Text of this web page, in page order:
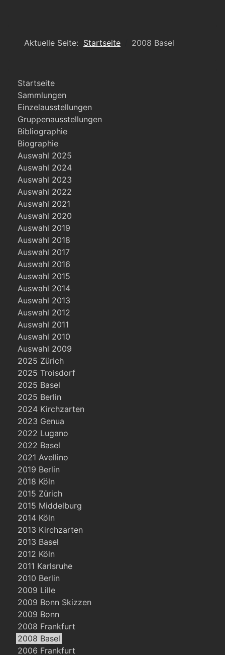
Aktuelle Seite: Startseite 2008 Basel
Startseite
Sammlungen
Einzelausstellungen
Gruppenausstellungen
Bibliographie
Biographie
Auswahl 2025
Auswahl 2024
Auswahl 2023
Auswahl 2022
Auswahl 2021
Auswahl 2020
Auswahl 2019
Auswahl 2018
Auswahl 2017
Auswahl 2016
Auswahl 2015
Auswahl 2014
Auswahl 2013
Auswahl 2012
Auswahl 2011
Auswahl 2010
Auswahl 2009
2025 Zürich
2025 Troisdorf
2025 Basel
2025 Berlin
2024 Kirchzarten
2023 Genua
2022 Lugano
2022 Basel
2021 Avellino
2019 Berlin
2018 Köln
2015 Zürich
2015 Middelburg
2014 Köln
2013 Kirchzarten
2013 Basel
2012 Köln
2011 Karlsruhe
2010 Berlin
2009 Lille
2009 Bonn Skizzen
2009 Bonn
2008 Frankfurt
2008 Basel
2006 Frankfurt